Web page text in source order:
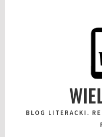
BLOG LITERACKI.